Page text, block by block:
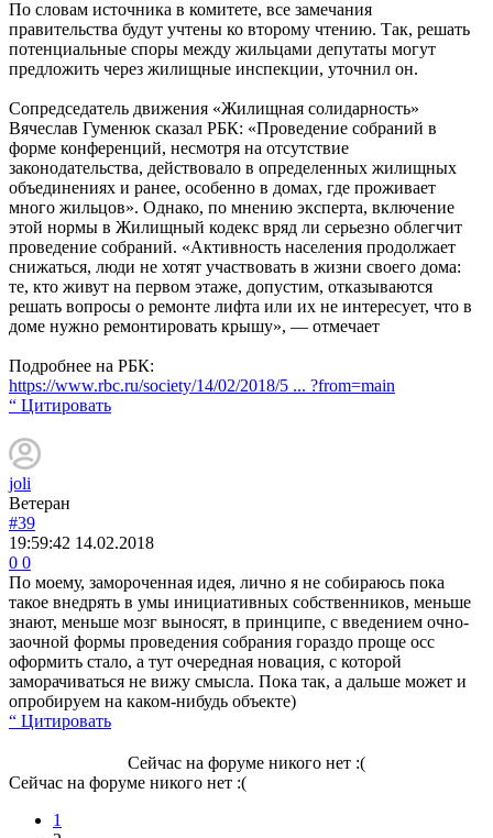
По словам источника в комитете, все замечания
правительства будут учтены ко второму чтению. Так, решать
потенциальные споры между жильцами депутаты могут
предложить через жилищные инспекции, уточнил он.
Сопредседатель движения «Жилищная солидарность» ​
Вячеслав Гуменюк сказал РБК: «Проведение собраний в
форме конференций, несмотря на отсутствие
законодательства, действовало в определенных жилищных
объединениях и ранее, особенно в домах, где проживает
много жильцов». Однако, по мнению эксперта, включение
этой нормы в Жилищный кодекс вряд ли серьезно облегчит
проведение собраний. «Активность населения продолжает
снижаться, люди не хотят участвовать в жизни своего дома:
те, кто живут на первом этаже, допустим, отказываются
решать вопросы о ремонте лифта или их не интересует, что в
доме нужно ремонтировать крышу», — отмечает
Подробнее на РБК:
https://www.rbc.ru/society/14/02/2018/5 ... ?from=main
“ Цитировать
joli
Ветеран
#39
19:59:42 14.02.2018
0 0
По моему, замороченная идея, лично я не собираюсь пока
такое внедрять в умы инициативных собственников, меньше
знают, меньше мозг выносят, в принципе, с введением очно-
заочной формы проведения собрания гораздо проще осс
оформить стало, а тут очередная новация, с которой
заморачиваться не вижу смысла. Пока так, а дальше может и
опробируем на каком-нибудь объекте)
“ Цитировать
Сейчас на форуме никого нет :(
Сейчас на форуме никого нет :(
1